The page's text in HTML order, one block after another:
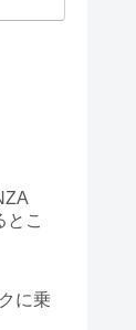
とこ
に乗